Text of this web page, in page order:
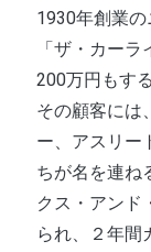
1930年創業
「ザ・カー
200万円もす
その顧客には
ー、アスリー
ちが名を連ね
クス・アンド
られ、２年間